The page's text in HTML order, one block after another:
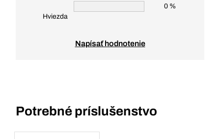
Hviezda
0 %
Napísať hodnotenie
Potrebné príslušenstvo